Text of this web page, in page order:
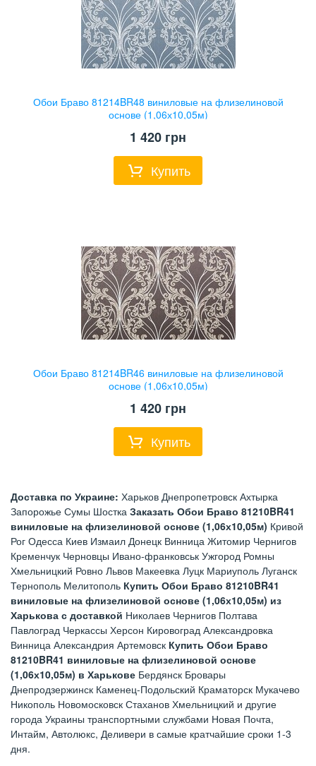
Обои Браво 81214BR48 виниловые на флизелиновой
основе (1,06х10,05м)
1 420 грн
Купить
Обои Браво 81214BR46 виниловые на флизелиновой
основе (1,06х10,05м)
1 420 грн
Купить
Доставка по Украине: Харьков Днепропетровск Ахтырка
Запорожье Сумы Шостка Заказать Обои Браво 81210BR41
виниловые на флизелиновой основе (1,06х10,05м) Кривой
Рог Одесса Киев Измаил Донецк Винница Житомир Чернигов
Кременчук Черновцы Ивано-франковськ Ужгород Ромны
Хмельницкий Ровно Львов Макеевка Луцк Мариуполь Луганск
Тернополь Мелитополь Купить Обои Браво 81210BR41
виниловые на флизелиновой основе (1,06х10,05м) из
Харькова с доставкой Николаев Чернигов Полтава
Павлоград Черкассы Херсон Кировоград Александровка
Винница Александрия Артемовск Купить Обои Браво
81210BR41 виниловые на флизелиновой основе
(1,06х10,05м) в Харькове Бердянск Бровары
Днепродзержинск Каменец-Подольский Краматорск Мукачево
Никополь Новомосковск Стаханов Хмельницкий и другие
города Украины транспортными службами Новая Почта,
Интайм, Автолюкс, Деливери в самые кратчайшие сроки 1-3
дня.